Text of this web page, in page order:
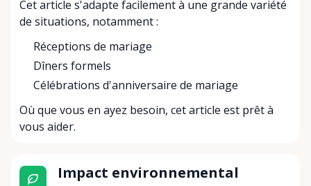
Cet article s'adapte facilement à une grande variété
de situations, notamment :
Réceptions de mariage
Dîners formels
Célébrations d'anniversaire de mariage
Où que vous en ayez besoin, cet article est prêt à
vous aider.
Impact environnemental